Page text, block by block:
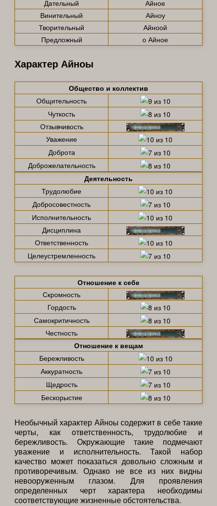
Дательный
Айное
Винительный
Айноу
Творительный
Айноой
Предложный
о Айное
Характер Айноы
Общество и коллектив
Общительность
Чуткость
Отзывчивость
Уважение
Доброта
Доброжелательность
Деятельность
Трудолюбие
Добросовестность
Исполнительность
Дисциплина
Ответственность
Целеустремленность
Отношение к себе
Скромность
Гордость
Самокритичность
Честность
Отношение к вещам
Бережливость
Аккуратность
Щедрость
Бескорыстие
Необычный характер Айноы содержит в себе такие
черты, как ответственность, трудолюбие и
бережливость. Окружающие такие подмечают
уважение и исполнительность. Такой набор
качество может показаться довольно сложным и
противоречивым. Однако не все из них видны
невооруженным глазом. Для проявления
определенных черт характера необходимы
соответствующие жизненные обстоятельства.